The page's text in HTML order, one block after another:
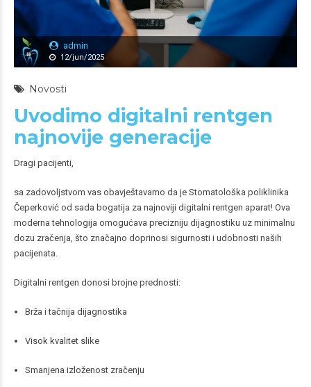
admin
12/jun/2025
Novosti
Uvodimo digitalni rentgen
najnovije generacije
Dragi pacijenti,
sa zadovoljstvom vas obavještavamo da je Stomatološka poliklinika
Čeperković od sada bogatija za najnoviji digitalni rentgen aparat! Ova
moderna tehnologija omogućava precizniju dijagnostiku uz minimalnu
dozu zračenja, što značajno doprinosi sigurnosti i udobnosti naših
pacijenata.
Digitalni rentgen donosi brojne prednosti:
Brža i tačnija dijagnostika
Visok kvalitet slike
Smanjena izloženost zračenju